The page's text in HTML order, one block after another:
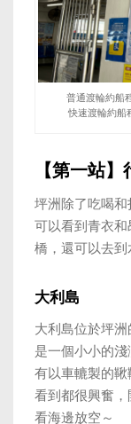
普通渡輪約船
快速渡輪約船
【第一站
坪洲除了吃喝和
可以看到青衣
橋，還可以去到
大利島
大利島位於坪
是一個小小的
有以車轆製的
看到都很興奮
看海邊放空～